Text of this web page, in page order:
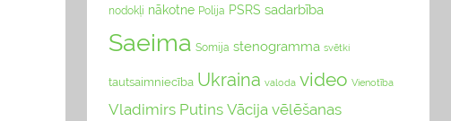
nodokļi nākotne Polija PSRS sadarbība
Saeima Somija stenogramma svētki
tautsaimniecība Ukraina valoda video Vienotība
Vladimirs Putins Vācija vēlēšanas